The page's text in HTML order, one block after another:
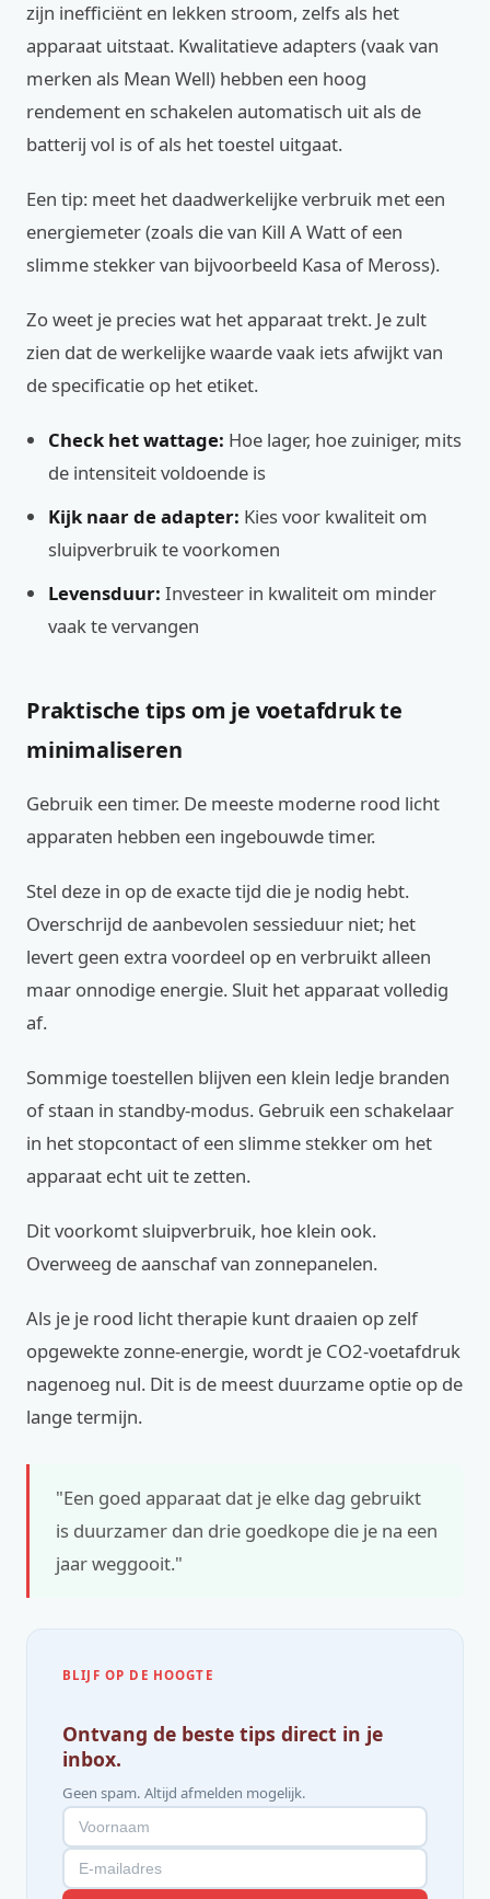
zijn inefficiënt en lekken stroom, zelfs als het
apparaat uitstaat. Kwalitatieve adapters (vaak van
merken als Mean Well) hebben een hoog
rendement en schakelen automatisch uit als de
batterij vol is of als het toestel uitgaat.
Een tip: meet het daadwerkelijke verbruik met een
energiemeter (zoals die van Kill A Watt of een
slimme stekker van bijvoorbeeld Kasa of Meross).
Zo weet je precies wat het apparaat trekt. Je zult
zien dat de werkelijke waarde vaak iets afwijkt van
de specificatie op het etiket.
Check het wattage: Hoe lager, hoe zuiniger, mits
de intensiteit voldoende is
Kijk naar de adapter: Kies voor kwaliteit om
sluipverbruik te voorkomen
Levensduur: Investeer in kwaliteit om minder
vaak te vervangen
Praktische tips om je voetafdruk te
minimaliseren
Gebruik een timer. De meeste moderne rood licht
apparaten hebben een ingebouwde timer.
Stel deze in op de exacte tijd die je nodig hebt.
Overschrijd de aanbevolen sessieduur niet; het
levert geen extra voordeel op en verbruikt alleen
maar onnodige energie. Sluit het apparaat volledig
af.
Sommige toestellen blijven een klein ledje branden
of staan in standby-modus. Gebruik een schakelaar
in het stopcontact of een slimme stekker om het
apparaat echt uit te zetten.
Dit voorkomt sluipverbruik, hoe klein ook.
Overweeg de aanschaf van zonnepanelen.
Als je je rood licht therapie kunt draaien op zelf
opgewekte zonne-energie, wordt je CO2-voetafdruk
nagenoeg nul. Dit is de meest duurzame optie op de
lange termijn.
"Een goed apparaat dat je elke dag gebruikt
is duurzamer dan drie goedkope die je na een
jaar weggooit."
BLIJF OP DE HOOGTE
Ontvang de beste tips direct in je
inbox.
Geen spam. Altijd afmelden mogelijk.